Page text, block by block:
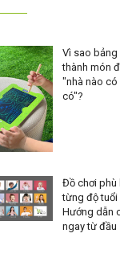
Vì sao bảng
thành món
"nhà nào có
có"?
Đồ chơi phù
từng độ tuổi
Hướng dẫn
ngay từ đầu